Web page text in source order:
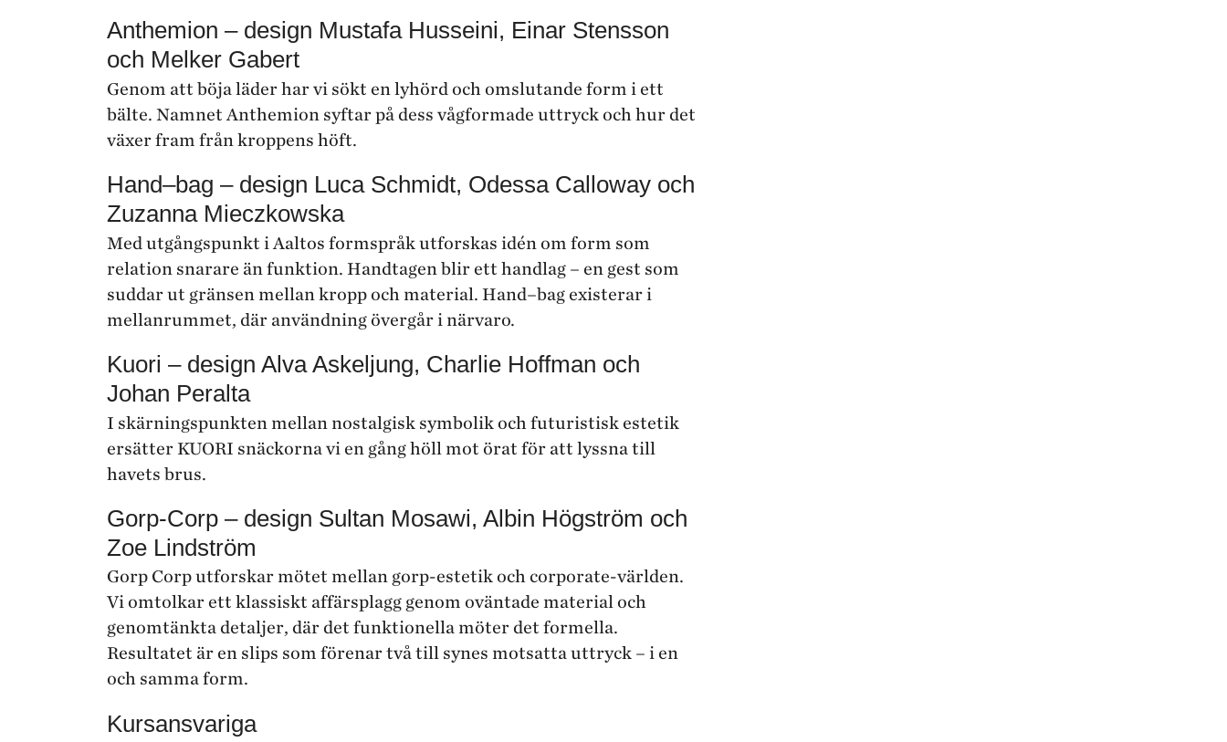
Anthemion – design Mustafa Husseini, Einar Stensson
och Melker Gabert
Genom att böja läder har vi sökt en lyhörd och omslutande form i ett
bälte. Namnet Anthemion syftar på dess vågformade uttryck och hur det
växer fram från kroppens höft.
Hand–bag – design Luca Schmidt, Odessa Calloway och
Zuzanna Mieczkowska
Med utgångspunkt i Aaltos formspråk utforskas idén om form som
relation snarare än funktion. Handtagen blir ett handlag – en gest som
suddar ut gränsen mellan kropp och material. Hand–bag existerar i
mellanrummet, där användning övergår i närvaro.
Kuori – design Alva Askeljung, Charlie Hoffman och
Johan Peralta
I skärningspunkten mellan nostalgisk symbolik och futuristisk estetik
ersätter KUORI snäckorna vi en gång höll mot örat för att lyssna till
havets brus.
Gorp-Corp – design Sultan Mosawi, Albin Högström och
Zoe Lindström
Gorp Corp utforskar mötet mellan gorp-estetik och corporate-världen.
Vi omtolkar ett klassiskt affärsplagg genom oväntade material och
genomtänkta detaljer, där det funktionella möter det formella.
Resultatet är en slips som förenar två till synes motsatta uttryck – i en
och samma form.
Kursansvariga